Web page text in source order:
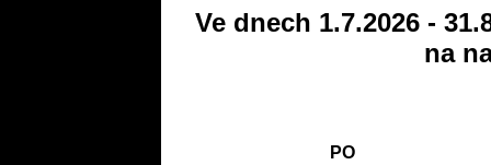
Ve dnech 1.7.2026 -
na
PO